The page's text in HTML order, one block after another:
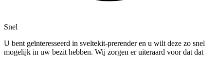
Snel
U bent geïnteresseerd in sveltekit-prerender en u wilt deze zo snel
mogelijk in uw bezit hebben. Wij zorgen er uiteraard voor dat dat